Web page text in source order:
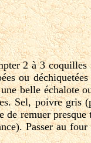
2 à 3
ou
belle
Sel, poivre gris
de remuer
Passer au